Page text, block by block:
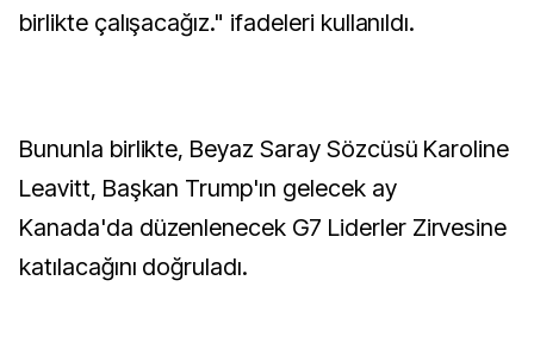
birlikte çalışacağız." ifadeleri kullanıldı.
Bununla birlikte, Beyaz Saray Sözcüsü Karoline
Leavitt, Başkan Trump'ın gelecek ay
Kanada'da düzenlenecek G7 Liderler Zirvesine
katılacağını doğruladı.